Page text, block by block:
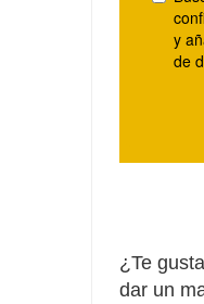
¿Te
dar un